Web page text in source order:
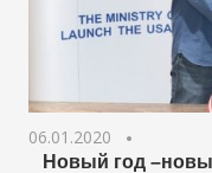
06.01.2020
Новый год